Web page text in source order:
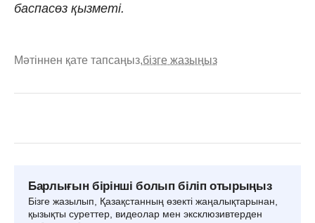
баспасөз қызметі.
Мәтіннен қате тапсаңыз,бізге жазыңыз
Барлығын бірінші болып біліп отырыңыз
Бізге жазылып, Қазақстанның өзекті жаңалықтарынан,
қызықты суреттер, видеолар мен эксклюзивтерден